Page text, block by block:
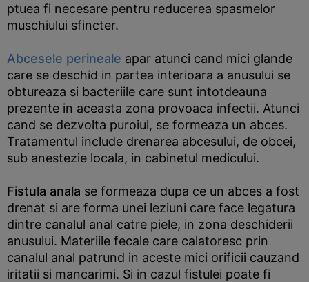
ptuea fi necesare pentru reducerea spasmelor
muschiului sfincter.
Abcesele perineale apar atunci cand mici glande
care se deschid in partea interioara a anusului se
obtureaza si bacteriile care sunt intotdeauna
prezente in aceasta zona provoaca infectii. Atunci
cand se dezvolta puroiul, se formeaza un abces.
Tratamentul include drenarea abcesului, de obcei,
sub anestezie locala, in cabinetul medicului.
Fistula anala se formeaza dupa ce un abces a fost
drenat si are forma unei leziuni care face legatura
dintre canalul anal catre piele, in zona deschiderii
anusului. Materiile fecale care calatoresc prin
canalul anal patrund in aceste mici orificii cauzand
iritatii si mancarimi. Si in cazul fistulei poate fi